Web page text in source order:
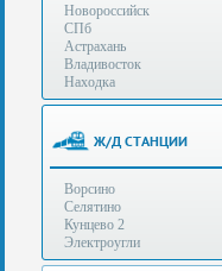
Стоимость
услуг
Контакты
Заказать
звонок
Сделать
запрос
Новороссийск
СПб
Астрахань
Владивосток
Находка
Ж/Д СТАНЦИИ
Ворсино
Селятино
Кунцево 2
Электроугли